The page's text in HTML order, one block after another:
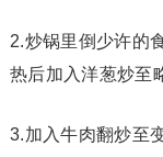
2.炒锅里倒少许的
热后加入洋葱炒至
3.加入牛肉翻炒至